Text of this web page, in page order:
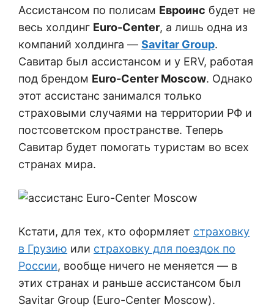
Ассистансом по полисам Евроинс будет не
весь холдинг Euro-Center, а лишь одна из
компаний холдинга — Savitar Group.
Савитар был ассистансом и у ERV, работая
под брендом Euro-Center Moscow. Однако
этот ассистанс занимался только
страховыми случаями на территории РФ и
постсоветском пространстве. Теперь
Савитар будет помогать туристам во всех
странах мира.
Кстати, для тех, кто оформляет страховку
в Грузию или страховку для поездок по
России, вообще ничего не меняется — в
этих странах и раньше ассистансом был
Savitar Group (Euro-Center Moscow).